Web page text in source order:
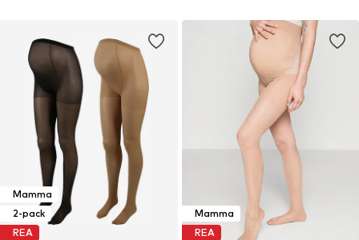
Mamma
2-pack
REA
Mamma
REA